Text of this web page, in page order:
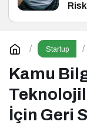
Startup
Kamu
İçin Geri